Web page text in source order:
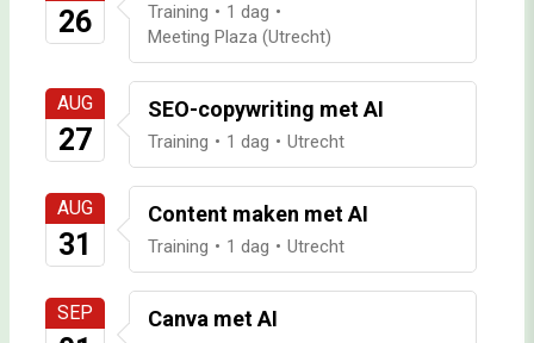
26 Training
1 dag
Meeting Plaza (Utrecht)
AUG
27
SEO-copywriting met AI
Training 1 dag Utrecht
AUG
31
Content maken met AI
Training 1 dag Utrecht
SEP Canva met AI